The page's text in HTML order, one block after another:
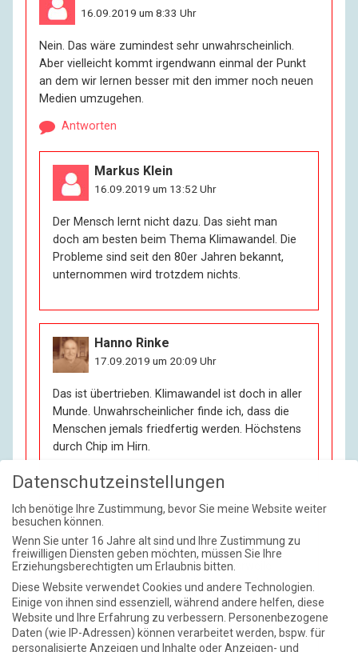
16.09.2019 um 8:33 Uhr
Nein. Das wäre zumindest sehr unwahrscheinlich.
Aber vielleicht kommt irgendwann einmal der Punkt
an dem wir lernen besser mit den immer noch neuen
Medien umzugehen.
Antworten
Markus Klein
16.09.2019 um 13:52 Uhr
Der Mensch lernt nicht dazu. Das sieht man
doch am besten beim Thema Klimawandel. Die
Probleme sind seit den 80er Jahren bekannt,
unternommen wird trotzdem nichts.
Hanno Rinke
17.09.2019 um 20:09 Uhr
Das ist übertrieben. Klimawandel ist doch in aller
Munde. Unwahrscheinlicher finde ich, dass die
Menschen jemals friedfertig werden. Höchstens
durch Chip im Hirn.
Ingo Laubach
Nun ja, man spricht aber doch mittlerweile
eigentlich nur noch theoretisch davon den
Klimawandel umzukehren. Die Erwärmung um 2
Grad Celsius kann realistisch gar nicht mehr
erreicht werden. Natürlich setzt sich langsam
Datenschutzeinstellungen
Ich benötige Ihre Zustimmung, bevor Sie meine Website weiter
besuchen können.
Wenn Sie unter 16 Jahre alt sind und Ihre Zustimmung zu
freiwilligen Diensten geben möchten, müssen Sie Ihre
Erziehungsberechtigten um Erlaubnis bitten.
Diese Website verwendet Cookies und andere Technologien.
Einige von ihnen sind essenziell, während andere helfen, diese
Website und Ihre Erfahrung zu verbessern. Personenbezogene
Daten (wie IP-Adressen) können verarbeitet werden, bspw. für
personalisierte Anzeigen und Inhalte oder Anzeigen- und